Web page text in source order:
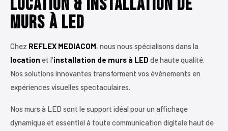
Location & Installation de
Murs à LED
Chez REFLEX MEDIACOM, nous nous spécialisons dans la
location et l'installation de murs à LED de haute qualité.
Nos solutions innovantes transforment vos événements en
expériences visuelles spectaculaires.
Nos murs à LED sont le support idéal pour un affichage
dynamique et essentiel à toute communication digitale haut de